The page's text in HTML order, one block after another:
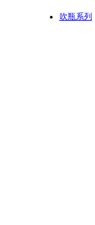
吹瓶系列